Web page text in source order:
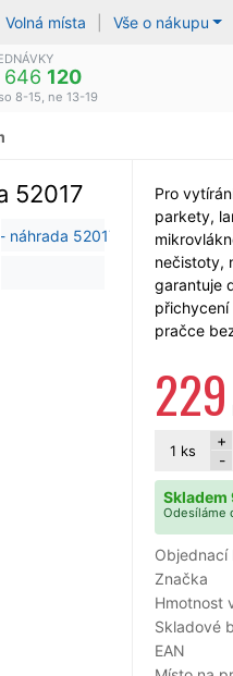
Volná místa Vše o nákupu
120
8-15, ne 13-19
Pro
parkety,
nečistoty,
garantuje
pračce
229
1 ks
+
-
Skladem
Odesíláme
Objednací
Značka
Hmotnost
Skladové
EAN
52017